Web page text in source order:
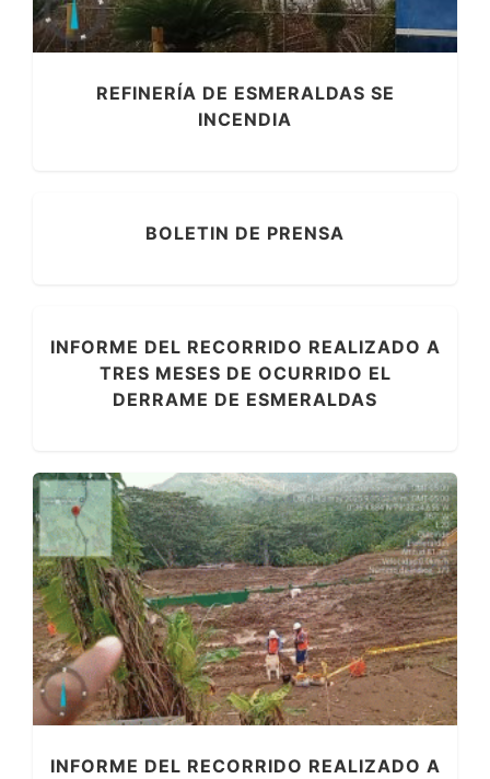
REFINERÍA DE ESMERALDAS SE
INCENDIA
BOLETIN DE PRENSA
INFORME DEL RECORRIDO REALIZADO A
TRES MESES DE OCURRIDO EL
DERRAME DE ESMERALDAS
INFORME DEL RECORRIDO REALIZADO A